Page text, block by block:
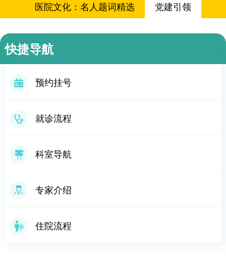
医院文化：名人题词精选 党建引领
资质荣誉
快捷导航
预约挂号
就诊流程
科室导航
专家介绍
住院流程